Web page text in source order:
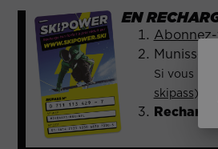
EN
Si vous
skipass).